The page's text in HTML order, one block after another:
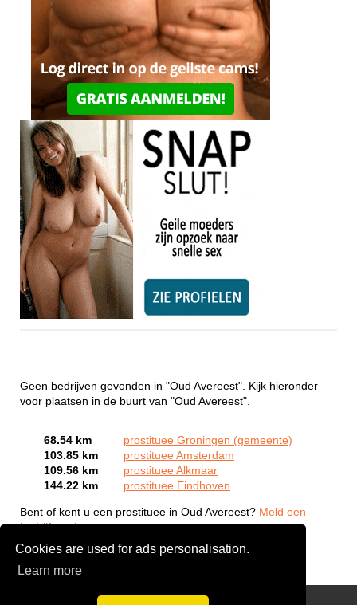
Cookies are used for ads personalisation.
Learn more
Geen bedrijven gevonden in "Oud Avereest". Kijk hieronder
voor plaatsen in de buurt van "Oud Avereest".
68.54 km
prostituee Groningen (gemeente)
103.85 km
prostituee Amsterdam
109.56 km
prostituee Alkmaar
144.22 km
prostituee Eindhoven
Bent of kent u een prostituee in Oud Avereest? Meld een
bedrijf gratis aan